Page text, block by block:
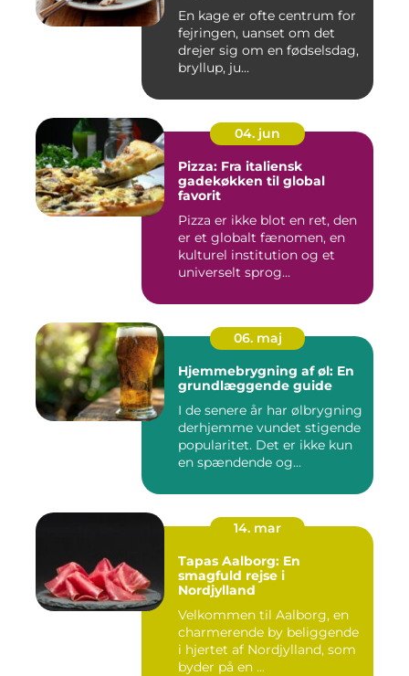
En kage er ofte centrum for
fejringen, uanset om det
drejer sig om en fødselsdag,
bryllup, ju...
04. jun
Pizza: Fra italiensk
gadekøkken til global
favorit
Pizza er ikke blot en ret, den
er et globalt fænomen, en
kulturel institution og et
universelt sprog...
06. maj
Hjemmebrygning af øl: En
grundlæggende guide
I de senere år har ølbrygning
derhjemme vundet stigende
popularitet. Det er ikke kun
en spændende og...
14. mar
Tapas Aalborg: En
smagfuld rejse i
Nordjylland
Velkommen til Aalborg, en
charmerende by beliggende
i hjertet af Nordjylland, som
byder på en ...